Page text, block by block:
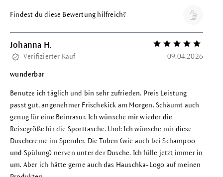
Findest du diese Bewertung hilfreich?
Johanna H. Bewertung mit 5
Verifizierter Kauf 09.04.2026
wunderbar
Benutze ich täglich und bin sehr zufrieden. Preis Leistung
passt gut, angenehmer Frischekick am Morgen. Schäumt auch
genug für eine Beinrasur. Ich wünsche mir wieder die
Reisegröße für die Sporttasche. Und: Ich wünsche mir diese
Duschcreme im Spender. Die Tuben (wie auch bei Schampoo
und Spülung) nerven unter der Dusche. Ich fülle jetzt immer in
um. Aber ich hätte gerne auch das Hauschka-Logo auf meinen